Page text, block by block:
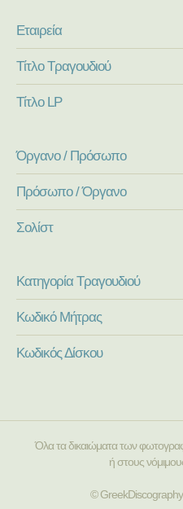
Εταιρεία
Τίτλο Τραγουδιού
Τίτλο LP
Όργανο / Πρόσωπο
Πρόσωπο / Όργανο
Σολίστ
Κατηγορία Τραγουδιού
Κωδικό Μήτρας
Κωδικός Δίσκου
Όλα τα δικαιώματα των
ή στους
©